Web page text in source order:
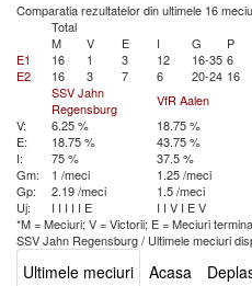
Comparatia rezultatelor din ultimele 16
Total
M
V E I G P
E1
16 1 3 12 16-35 6
E2
16 3 7 6 20-24 16
SSV Jahn
Regensburg
VfR Aalen
V:
6.25 % 18.75 %
E:
18.75 % 43.75 %
I:
75 % 37.5 %
Gm:
1 /meci 1.25 /meci
Gp:
2.19 /meci 1.5 /meci
Uj:
I I I I I E I I V I EV
*M = Meciuri; V = Victorii; E = Meciuri
SSV Jahn Regensburg/ Ultimele meciuri
Ultimele meciuri Acasa